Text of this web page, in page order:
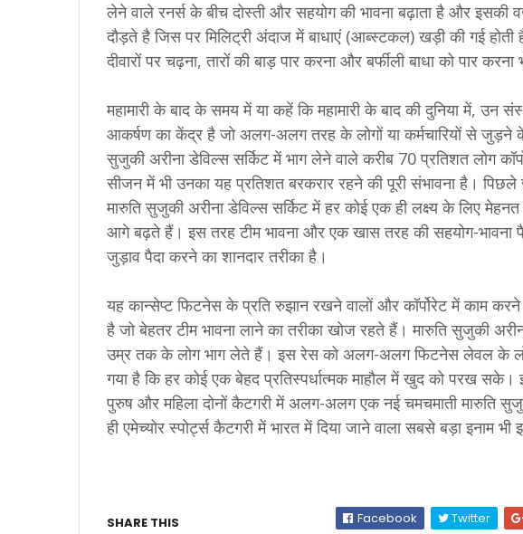
लेने वाले रनर्स के बीच दोस्ती और सहयोग की भावना बढ़ाता है और
दौड़ते है जिस पर मिलिट्री अंदाज में बाधाएं (आब्स्टकल) खड़ी की गई
दीवारों पर चढ़ना, तारों की बाड़ पार करना और बर्फीली बाधा को पार करना
महामारी के बाद के समय में या कहें कि महामारी के बाद की दुनिया में, उन
आकर्षण का केंद्र है जो अलग-अलग तरह के लोगों या कर्मचारियों से जुड़ने
सुजुकी अरीना डेविल्स सर्किट में भाग लेने वाले करीब 70 प्रतिशत लोग
सीजन में भी उनका यह प्रतिशत बरकरार रहने की पूरी संभावना है।
मारुति सुजुकी अरीना डेविल्स सर्किट में हर कोई एक ही लक्ष्य के लिए
आगे बढ़ते हैं। इस तरह टीम भावना और एक खास तरह की सहयोग-भावना
जुड़ाव पैदा करने का शानदार तरीका है।
यह कान्सेप्ट फिटनेस के प्रति रुझान रखने वालों और कॉर्पोरेट में काम करने
है जो बेहतर टीम भावना लाने का तरीका खोज रहते हैं। मारुति सुजुकी
उम्र तक के लोग भाग लेते हैं। इस रेस को अलग-अलग फिटनेस लेवल के
गया है कि हर कोई एक बेहद प्रतिस्पर्धात्मक माहौल में खुद को परख
पुरुष और महिला दोनों कैटगरी में अलग-अलग एक नई चमचमाती मारुति
ही एमेच्योर स्पोर्ट्स कैटगरी में भारत में दिया जाने वाला सबसे बड़ा इनाम भी
SHARE THIS Facebook Twitter